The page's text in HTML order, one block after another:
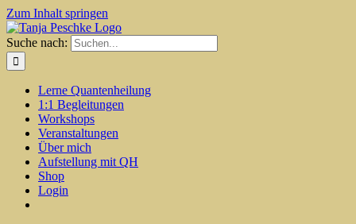
Zum Inhalt springen
Suche nach:
Lerne Quantenheilung
1:1 Begleitungen
Workshops
Veranstaltungen
Über mich
Aufstellung mit QH
Shop
Login